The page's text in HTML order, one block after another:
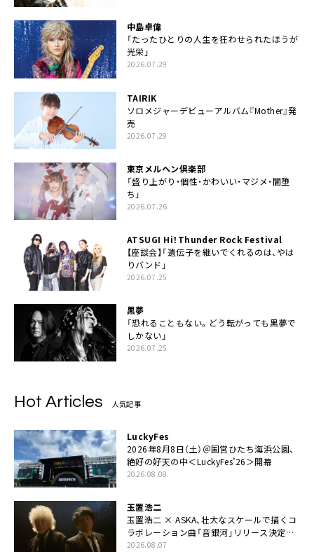
中島卓偉
「たったひとりの人生を狂わせられたほうが
光栄」
2026.07.29
TAIRIK
ソロメジャーデビューアルバム『Mother』発
売
2026.07.29
東京メルヘン倶楽部
「盛り上がり・個性・かわいい・マジメ・闇堕
ち」
2026.07.26
ATSUGI Hi！Thunder Rock Festival
【座談会】「遺伝子を継いでくれるのは、やは
りバンド」
2026.07.25
黒夢
「恐れることもない。どう転がっても黒夢で
しかない」
2026.07.25
Hot Articles 人気記事
LuckyFes
2026年8月8日（土）＠国営ひたち海浜公園、
絶好の好天の中＜LuckyFes’26＞開幕
2026.08.08
玉置浩二
玉置浩二 × ASKA、壮大なスケールで描くコ
ラボレーション曲「音銀河」リリース決定。
カップリングには新曲「命の宿り」収録も
2026.08.07